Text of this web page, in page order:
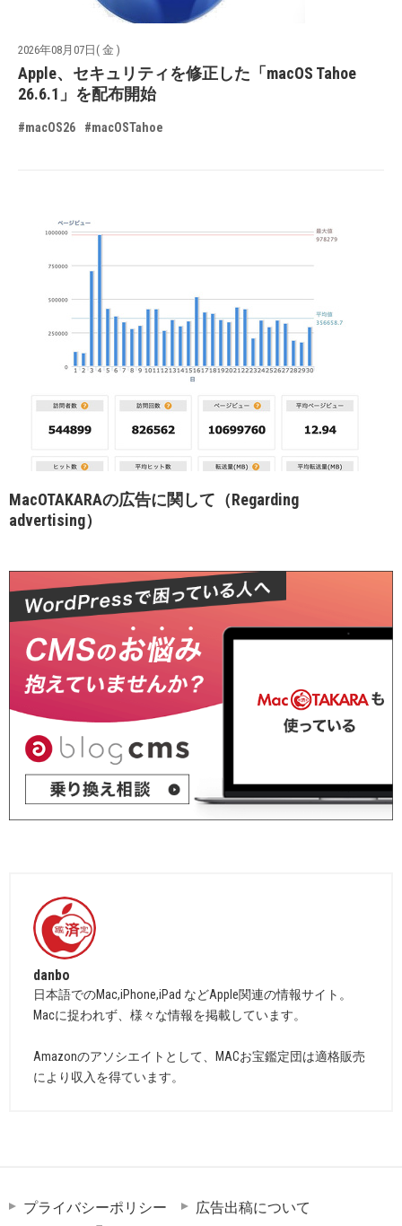
2026年08月07日( 金 )
Apple、セキュリティを修正した「macOS Tahoe
26.6.1」を配布開始
#macOS26 #macOSTahoe
MacOTAKARAの広告に関して（Regarding
advertising）
danbo
日本語でのMac,iPhone,iPad などApple関連の情報サイト。
Macに捉われず、様々な情報を掲載しています。
Amazonのアソシエイトとして、MACお宝鑑定団は適格販売
により収入を得ています。
プライバシーポリシー
広告出稿について